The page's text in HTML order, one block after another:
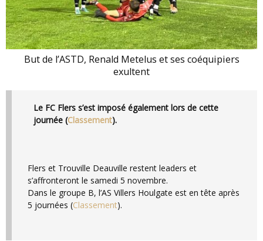
But de l’ASTD, Renald Metelus et ses coéquipiers
exultent
Le FC Flers s’est imposé également lors de cette
journée (Classement).
Flers et Trouville Deauville restent leaders et
s’affronteront le samedi 5 novembre.
Dans le groupe B, l’AS Villers Houlgate est en tête après
5 journées (Classement).